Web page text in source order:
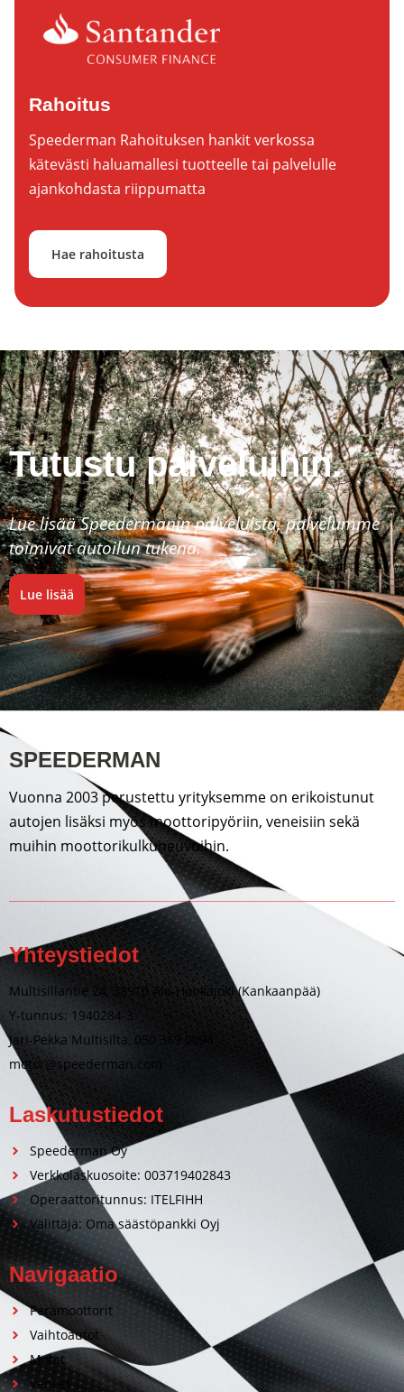
Rahoitus
Speederman Rahoituksen hankit verkossa
kätevästi haluamallesi tuotteelle tai palvelulle
ajankohdasta riippumatta
Hae rahoitusta
Tutustu palveluihin.
Lue lisää Speedermanin palveluista, palvelumme
toimivat autoilun tukena.
Lue lisää
SPEEDERMAN
Vuonna 2003 perustettu yrityksemme on erikoistunut
autojen lisäksi myös moottoripyöriin, veneisiin sekä
muihin moottorikulkuneuvoihin.
Yhteystiedot
Multisillantie 24, 38910 Ala-Honkajoki (Kankaanpää)
Y-tunnus: 1940284-3
Jari-Pekka Multisilta, 050 369 0094
motor@speederman.com
Laskutustiedot
Speederman Oy
Verkkolaskuosoite: 003719402843
Operaattoritunnus: ITELFIHH
Välittäjä: Oma säästöpankki Oyj
Navigaatio
Perämoottorit
Vaihtoautot
Motot
Veneet